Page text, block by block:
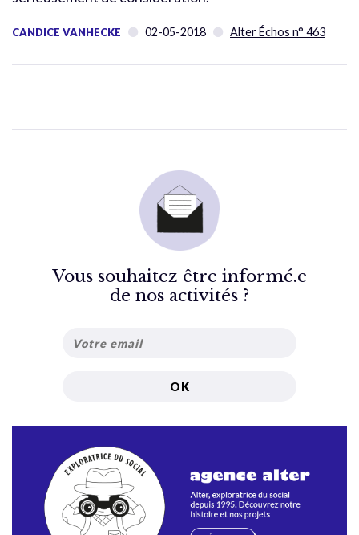
CANDICE VANHECKE 02-05-2018 Alter Échos n° 463
Vous souhaitez être informé.e
de nos activités ?